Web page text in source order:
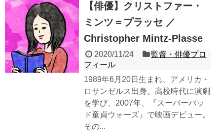
【俳優】クリストファー・
ミンツ＝プラッセ ／
Christopher Mintz-Plasse
2020/11/24
監督・俳優プロ
フィール
1989年6月20日生まれ、アメリカ・
ロサンゼルス出身。高校時代に演劇
を学び、2007年、『スーパーバッ
ド童貞ウォーズ』で映画デビュー。
その...